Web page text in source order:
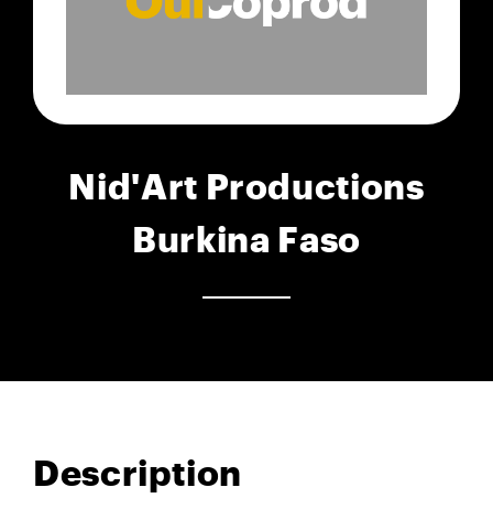
Nid'Art Productions
Burkina Faso
Description